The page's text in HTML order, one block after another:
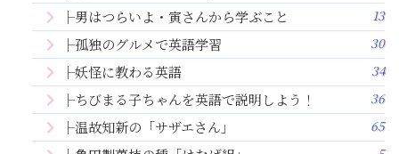
├男はつらいよ・寅さんから学ぶこと 13
├孤独のグルメで英語学習 30
├妖怪に教わる英語 34
├ちびまる子ちゃんを英語で説明しよう！ 36
├温故知新の「サザエさん」 65